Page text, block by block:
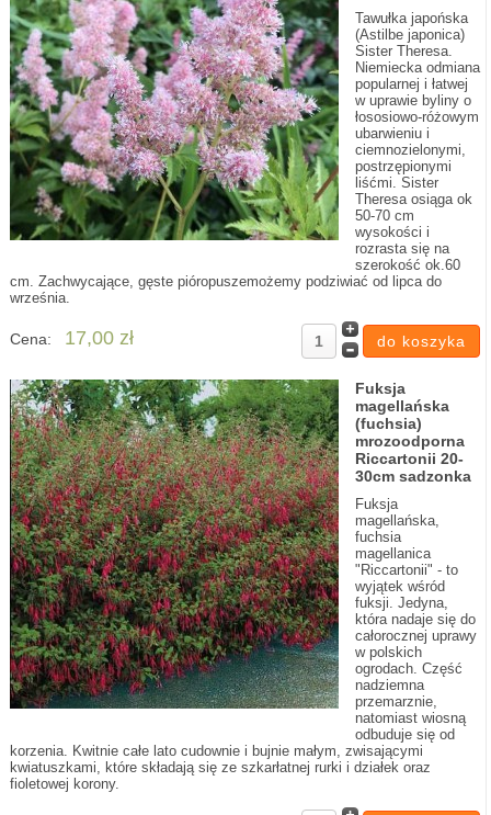
Tawułka japońska
(Astilbe japonica)
Sister Theresa.
Niemiecka odmiana
popularnej i łatwej
w uprawie byliny o
łososiowo-różowym
ubarwieniu i
ciemnozielonymi,
postrzępionymi
liśćmi. Sister
Theresa osiąga ok
50-70 cm
wysokości i
rozrasta się na
szerokość ok.60
cm. Zachwycające, gęste pióropuszemożemy podziwiać od lipca do
września.
Cena: 17,00 zł
Fuksja
magellańska
(fuchsia)
mrozoodporna
Riccartonii 20-
30cm sadzonka
Fuksja
magellańska,
fuchsia
magellanica
"Riccartonii" - to
wyjątek wśród
fuksji. Jedyna,
która nadaje się do
całorocznej uprawy
w polskich
ogrodach. Część
nadziemna
przemarznie,
natomiast wiosną
odbuduje się od
korzenia. Kwitnie całe lato cudownie i bujnie małym, zwisającymi
kwiatuszkami, które składają się ze szkarłatnej rurki i działek oraz
fioletowej korony.